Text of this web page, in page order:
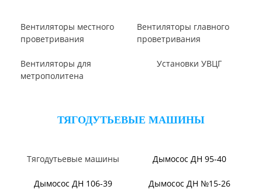
Вентилятор ВО-46-130 Вентилятор ВО